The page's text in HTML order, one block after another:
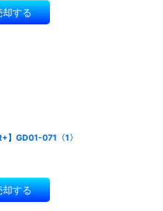
却する
】GD01-071〈1〉
却する